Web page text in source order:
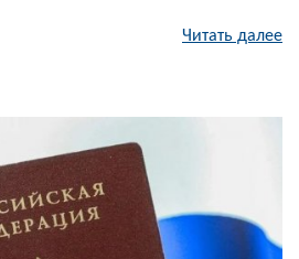
Читать далее